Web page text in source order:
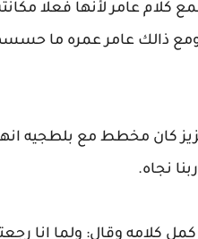
كلام عامر لأنها فعلا
ذالك عامر عمره ما
كان مخطط مع بلطجيه
نجاه.
كلامه وقال: ولما انا